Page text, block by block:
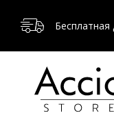
Бесплатная